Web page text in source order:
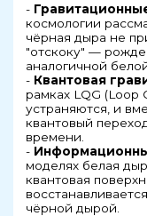
-
космологии
чёрная дыра не
"отскоку" —
аналогичной
- Квантовая
рамках LQG (Loop
устраняются, и
квантовый
времени.
-
моделях белая
квантовая
чёрной дырой.